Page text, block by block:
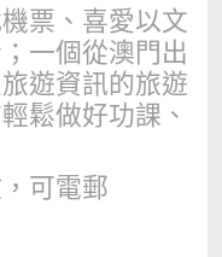
票、喜愛以文
一個從澳門出
遊資訊的旅遊
鬆做好功課、
可電郵